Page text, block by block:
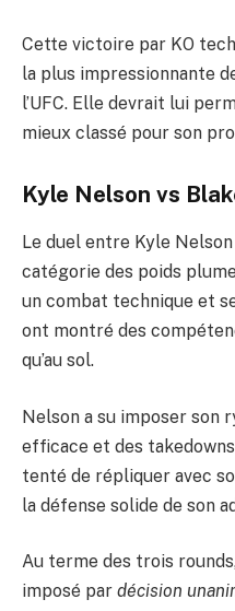
Cette victoire par KO
la plus impressionnante
l’UFC. Elle devrait lui
mieux classé pour son
Kyle Nelson vs
Le duel entre Kyle
catégorie des poids
un combat technique et
ont montré des
qu’au sol.
Nelson a su imposer son
efficace et des
tenté de répliquer avec
la défense solide de son
Au terme des trois
imposé par décision